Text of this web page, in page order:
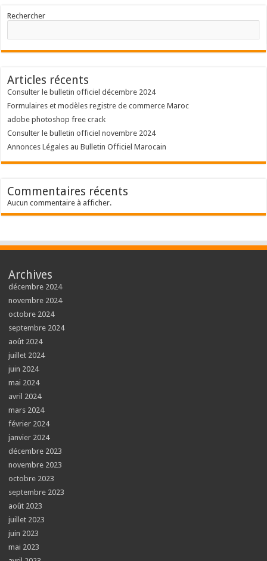
Rechercher
Articles récents
Consulter le bulletin officiel décembre 2024
Formulaires et modèles registre de commerce Maroc
adobe photoshop free crack
Consulter le bulletin officiel novembre 2024
Annonces Légales au Bulletin Officiel Marocain
Commentaires récents
Aucun commentaire à afficher.
Archives
décembre 2024
novembre 2024
octobre 2024
septembre 2024
août 2024
juillet 2024
juin 2024
mai 2024
avril 2024
mars 2024
février 2024
janvier 2024
décembre 2023
novembre 2023
octobre 2023
septembre 2023
août 2023
juillet 2023
juin 2023
mai 2023